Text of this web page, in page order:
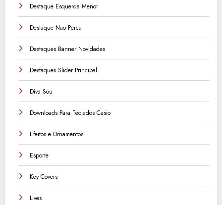
Destaque Esquerda Menor
Destaque Não Perca
Destaques Banner Novidades
Destaques Slider Principal
Diva Sou
Downloads Para Teclados Casio
Efeitos e Ornamentos
Esporte
Key Covers
Lives